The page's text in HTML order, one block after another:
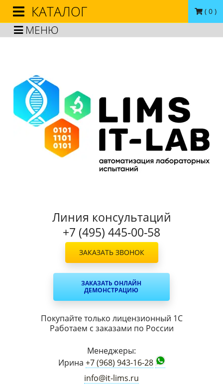
МЕНЮ
( 0 )
Линия консультаций
+7 (495) 445-00-58
ЗАКАЗАТЬ ЗВОНОК
ЗАКАЗАТЬ ОНЛАЙН
ДЕМОНСТРАЦИЮ
Покупайте только лицензионный 1С
Работаем с заказами по России
Менеджеры:
Ирина +7 (968) 943-16-28
info@it-lims.ru
КАТАЛОГ